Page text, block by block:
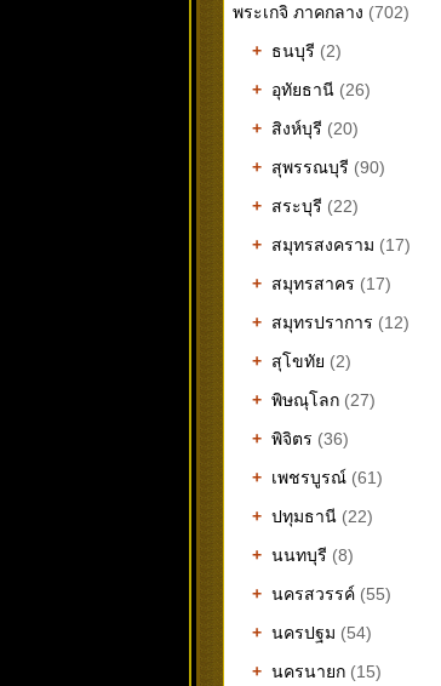
พระเกจิ ภาคกลาง (702)
+ ธนบุรี (2)
+ อุทัยธานี (26)
+ สิงห์บุรี (20)
+ สุพรรณบุรี (90)
+ สระบุรี (22)
+ สมุทรสงคราม (17)
+ สมุทรสาคร (17)
+ สมุทรปราการ (12)
+ สุโขทัย (2)
+ พิษณุโลก (27)
+ พิจิตร (36)
+ เพชรบูรณ์ (61)
+ ปทุมธานี (22)
+ นนทบุรี (8)
+ นครสวรรค์ (55)
+ นครปฐม (54)
+ นครนายก (15)